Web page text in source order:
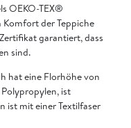
OEKO-TEX®
Komfort der Teppiche
garantiert, dass
sind.
hat eine Florhöhe von
Polypropylen, ist
ist mit einer Textilfaser